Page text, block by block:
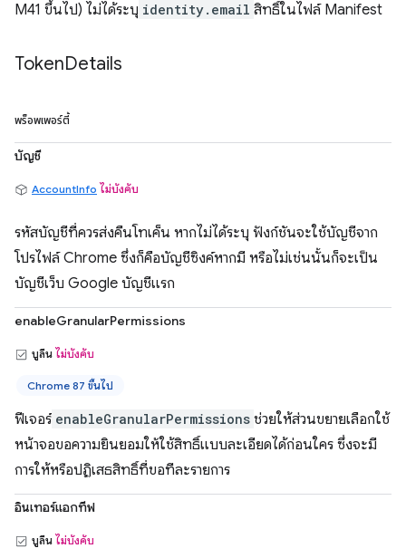
M41 ขึ้นไป) ไม่ได้ระบุ identity.email สิทธิ์ในไฟล์ Manifest
TokenDetails
พร็อพเพอร์ตี้
บัญชี
AccountInfo ไม่บังคับ
รหัสบัญชีที่ควรส่งคืนโทเค็น หากไม่ได้ระบุ ฟังก์ชันจะใช้บัญชีจาก
โปรไฟล์ Chrome ซึ่งก็คือบัญชีซิงค์หากมี หรือไม่เช่นนั้นก็จะเป็น
บัญชีเว็บ Google บัญชีแรก
enableGranularPermissions
บูลีน ไม่บังคับ
Chrome 87 ขึ้นไป
ฟีเจอร์ enableGranularPermissions ช่วยให้ส่วนขยายเลือกใช้
หน้าจอขอความยินยอมให้ใช้สิทธิ์แบบละเอียดได้ก่อนใคร ซึ่งจะมี
การให้หรือปฏิเสธสิทธิ์ที่ขอทีละรายการ
อินเทอร์แอกทีฟ
บูลีน ไม่บังคับ